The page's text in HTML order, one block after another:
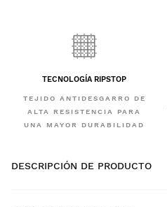
TECNOLOGÍA RIPSTOP
TEJIDO ANTIDESGARRO DE
ALTA RESISTENCIA PARA
UNA MAYOR DURABILIDAD
DESCRIPCIÓN DE PRODUCTO